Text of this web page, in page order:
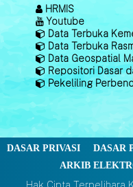
HRMIS
Youtube
Data Terbuka
Data Terbuka
Data Geospatial
Repositori Dasar
Pekeliling
DASAR PRIVASI DASAR
ARKIB
Hak Cipta Terpelihara